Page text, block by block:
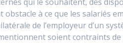
obstacle à ce que les salariés
de l’employeur d’un
soient contraints